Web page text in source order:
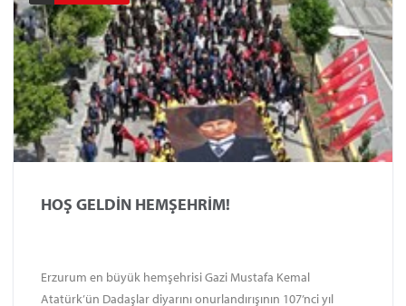
HOŞ GELDİN HEMŞEHRİM!
Erzurum en büyük hemşehrisi Gazi Mustafa Kemal
Atatürk’ün Dadaşlar diyarını onurlandırışının 107’nci yıl